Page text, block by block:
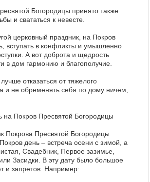
Богородицы принято также
и свататься к невесте.
церковный праздник, на Покров
вступать в конфликты и умышленно
А вот доброта и щедрость
в дом гармонию и благополучие.
отказаться от тяжелого
и не обременять себя по дому ничем,
на Покров Пресвятой Богородицы
Покрова Пресвятой Богородицы
день – встреча осени с зимой, а
Свадебник, Первое зазимье,
Засидки. В эту дату было большое
и запретов. Например: